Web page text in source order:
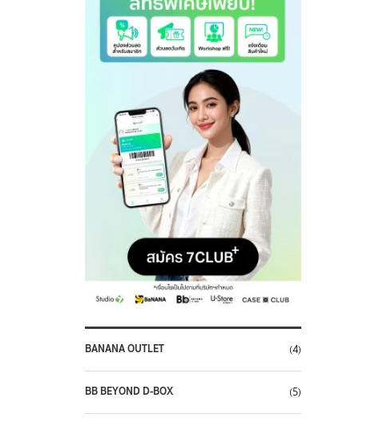
BANANA OUTLET (4)
BB BEYOND D-BOX (5)